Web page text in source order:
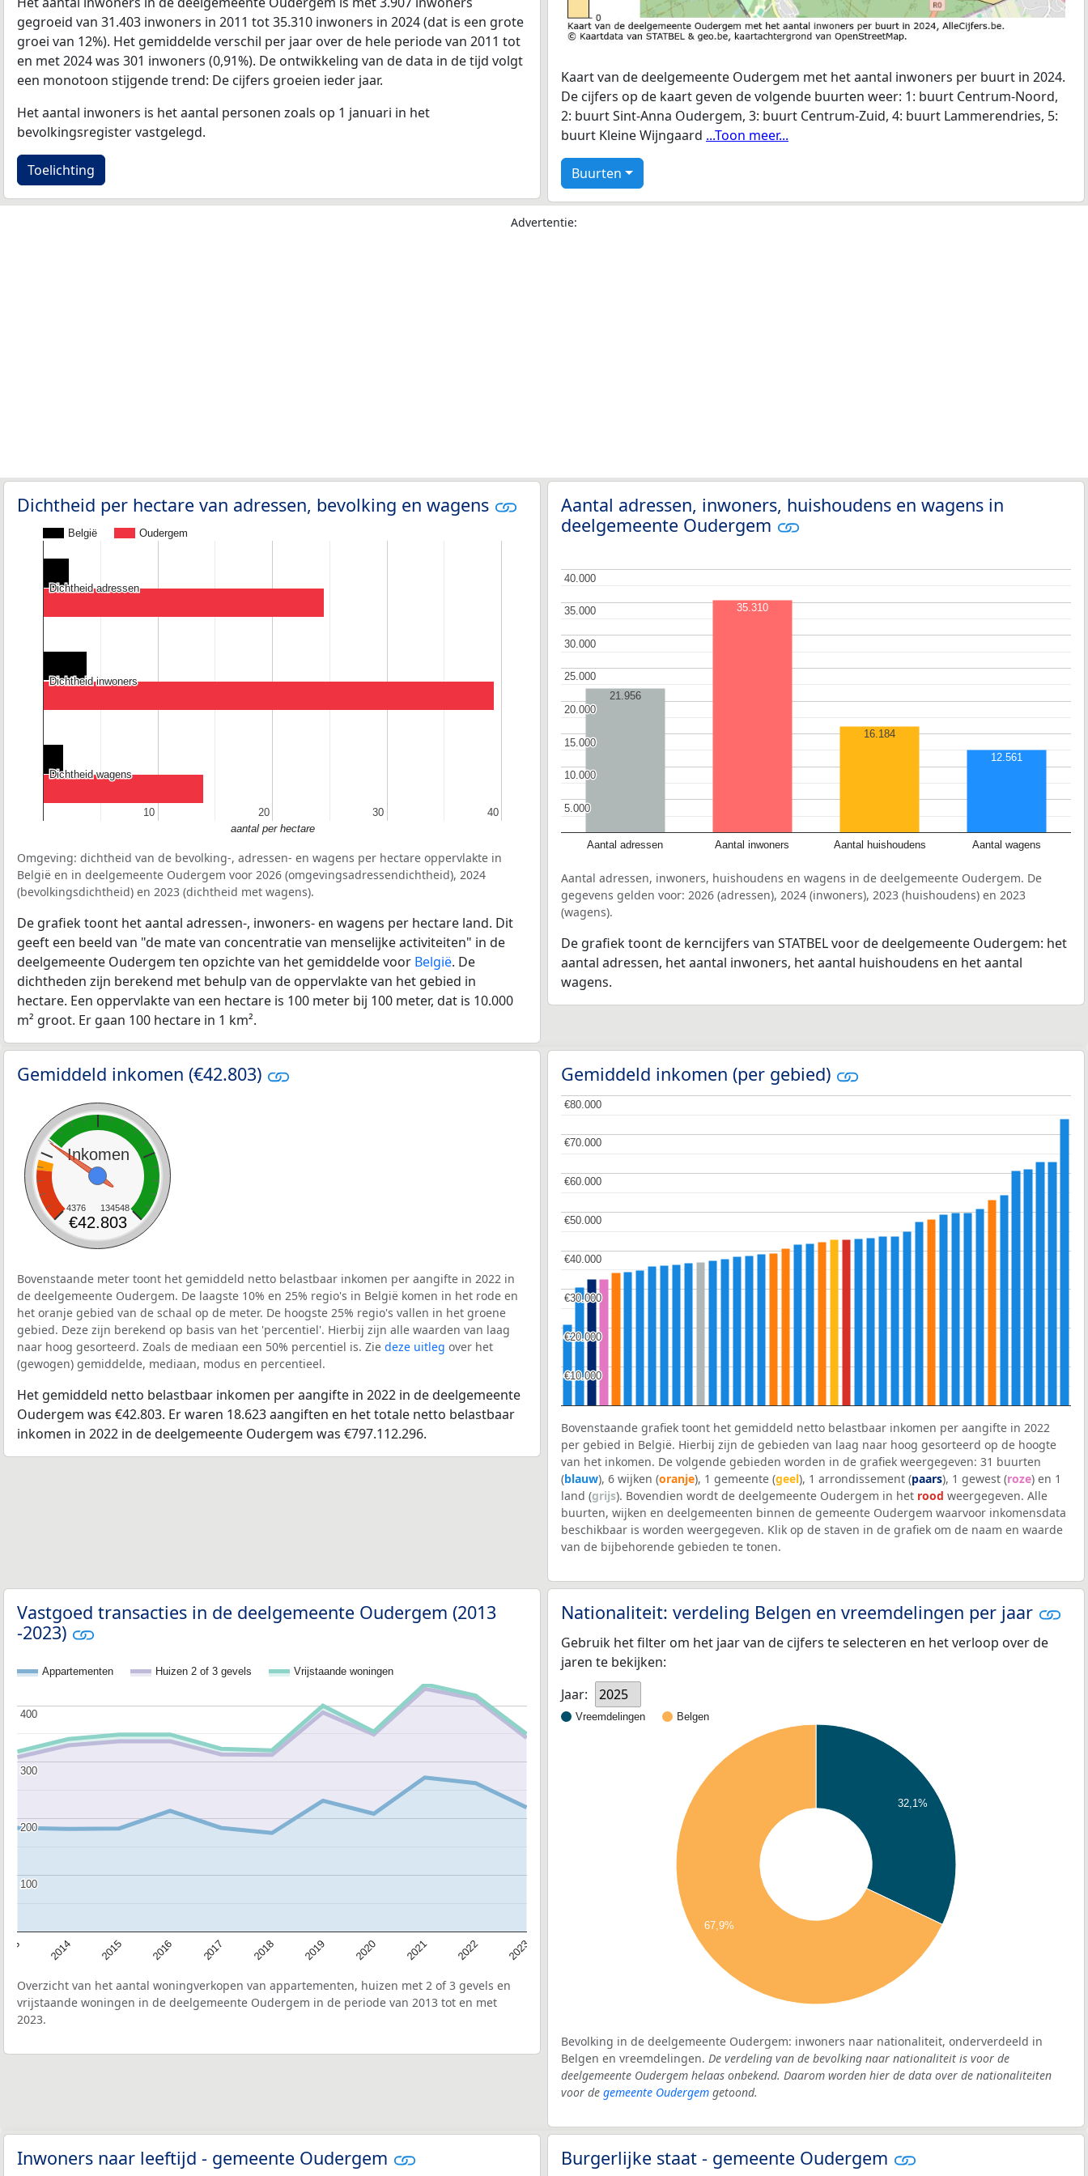
gegroeid van 31.403 inwoners in 2011 tot 35.310 inwoners in 2024 (dat is een grote
groei van 12%). Het gemiddelde verschil per jaar over de hele periode van 2011 tot
en met 2024 was 301 inwoners (0,91%). De ontwikkeling van de data in de tijd volgt
een monotoon stijgende trend: De cijfers groeien ieder jaar.
Het aantal inwoners is het aantal personen zoals op 1 januari in het
bevolkingsregister vastgelegd.
Toelichting
Kaart van de deelgemeente Oudergem met het aantal inwoners per buurt in 2024.
De cijfers op de kaart geven de volgende buurten weer: 1: buurt Centrum-Noord,
2: buurt Sint-Anna Oudergem, 3: buurt Centrum-Zuid, 4: buurt Lammerendries, 5:
buurt Kleine Wijngaard ...Toon meer...
Buurten
Advertentie:
Dichtheid per hectare van adressen, bevolking en wagens
België Oudergem
10
10 20
20 30
30 40
40
Dichtheid adressen
Dichtheid adressen
Dichtheid inwoners
Dichtheid inwoners
Dichtheid wagens
Dichtheid wagens
aantal per hectare
Omgeving: dichtheid van de bevolking-, adressen- en wagens per hectare oppervlakte in
België en in deelgemeente Oudergem voor 2026 (omgevingsadressendichtheid), 2024
(bevolkingsdichtheid) en 2023 (dichtheid met wagens).
De grafiek toont het aantal adressen-, inwoners- en wagens per hectare land. Dit
geeft een beeld van "de mate van concentratie van menselijke activiteiten" in de
deelgemeente Oudergem ten opzichte van het gemiddelde voor België. De
dichtheden zijn berekend met behulp van de oppervlakte van het gebied in
hectare. Een oppervlakte van een hectare is 100 meter bij 100 meter, dat is 10.000
m² groot. Er gaan 100 hectare in 1 km².
Aantal adressen, inwoners, huishoudens en wagens in
deelgemeente Oudergem
Aantal adressen Aantal inwoners Aantal huishoudens Aantal wagens
5.000
5.000
10.000
10.000
15.000
15.000
20.000
20.000
25.000
25.000
30.000
30.000
35.000
35.000
40.000
40.000
21.956
35.310
16.184
12.561
Aantal adressen, inwoners, huishoudens en wagens in de deelgemeente Oudergem. De
gegevens gelden voor: 2026 (adressen), 2024 (inwoners), 2023 (huishoudens) en 2023
(wagens).
De grafiek toont de kerncijfers van STATBEL voor de deelgemeente Oudergem: het
aantal adressen, het aantal inwoners, het aantal huishoudens en het aantal
wagens.
Gemiddeld inkomen (€42.803)
Inkomen
4376 134548
€42.803
Bovenstaande meter toont het gemiddeld netto belastbaar inkomen per aangifte in 2022 in
de deelgemeente Oudergem. De laagste 10% en 25% regio's in België komen in het rode en
het oranje gebied van de schaal op de meter. De hoogste 25% regio's vallen in het groene
gebied. Deze zijn berekend op basis van het 'percentiel'. Hierbij zijn alle waarden van laag
naar hoog gesorteerd. Zoals de mediaan een 50% percentiel is. Zie deze uitleg over het
(gewogen) gemiddelde, mediaan, modus en percentieel.
Het gemiddeld netto belastbaar inkomen per aangifte in 2022 in de deelgemeente
Oudergem was €42.803. Er waren 18.623 aangiften en het totale netto belastbaar
inkomen in 2022 in de deelgemeente Oudergem was €797.112.296.
Gemiddeld inkomen (per gebied)
€10.000
€10.000
€20.000
€20.000
€30.000
€30.000
€40.000
€40.000
€50.000
€50.000
€60.000
€60.000
€70.000
€70.000
€80.000
€80.000
Bovenstaande grafiek toont het gemiddeld netto belastbaar inkomen per aangifte in 2022
per gebied in België. Hierbij zijn de gebieden van laag naar hoog gesorteerd op de hoogte
van het inkomen. De volgende gebieden worden in de grafiek weergegeven: 31 buurten
(blauw), 6 wijken (oranje), 1 gemeente (geel), 1 arrondissement (paars), 1 gewest (roze) en 1
land (grijs). Bovendien wordt de deelgemeente Oudergem in het rood weergegeven. Alle
buurten, wijken en deelgemeenten binnen de gemeente Oudergem waarvoor inkomensdata
beschikbaar is worden weergegeven. Klik op de staven in de grafiek om de naam en waarde
van de bijbehorende gebieden te tonen.
Vastgoed transacties in de deelgemeente Oudergem (2013
-2023)
Appartementen Huizen 2 of 3 gevels Vrijstaande woningen
2014 2015 2016 2017 2018 2019 2020 2021 2022 2023
100
100
200
200
300
300
400
400
Overzicht van het aantal woningverkopen van appartementen, huizen met 2 of 3 gevels en
vrijstaande woningen in de deelgemeente Oudergem in de periode van 2013 tot en met
2023.
Nationaliteit: verdeling Belgen en vreemdelingen per jaar
Gebruik het filter om het jaar van de cijfers te selecteren en het verloop over de
jaren te bekijken:
Jaar:
2025
Vreemdelingen Belgen
32,1%
67,9%
Bevolking in de deelgemeente Oudergem: inwoners naar nationaliteit, onderverdeeld in
Belgen en vreemdelingen. De verdeling van de bevolking naar nationaliteit is voor de
deelgemeente Oudergem helaas onbekend. Daarom worden hier de data over de nationaliteiten
voor de gemeente Oudergem getoond.
Inwoners naar leeftijd - gemeente Oudergem Burgerlijke staat - gemeente Oudergem